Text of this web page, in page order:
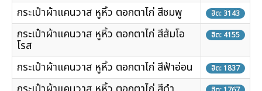
กระเป๋าผ้าแคนวาส หูหิ้ว ตอกตาไก่ สีชมพู ฮิต: 3143
กระเป๋าผ้าแคนวาส หูหิ้ว ตอกตาไก่ สีส้มโอ
โรส
ฮิต: 4155
กระเป๋าผ้าแคนวาส หูหิ้ว ตอกตาไก่ สีฟ้าอ่อน ฮิต: 1837